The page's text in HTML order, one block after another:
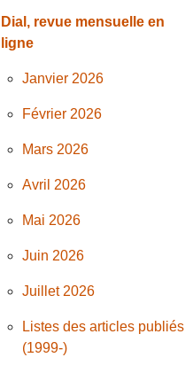
Dial, revue mensuelle en
ligne
Janvier 2026
Février 2026
Mars 2026
Avril 2026
Mai 2026
Juin 2026
Juillet 2026
Listes des articles publiés
(1999-)